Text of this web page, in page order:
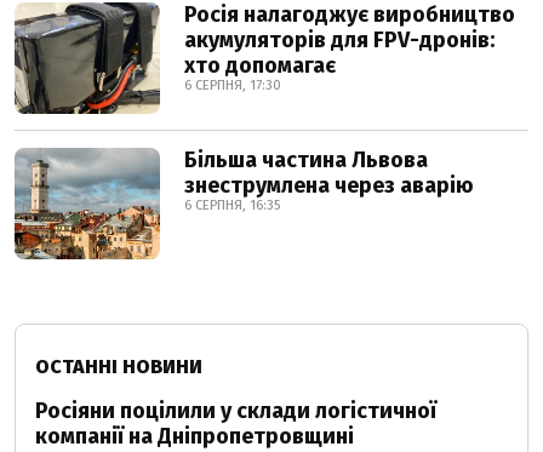
Росія налагоджує виробництво
акумуляторів для FPV-дронів:
хто допомагає
6 СЕРПНЯ, 17:30
Більша частина Львова
знеструмлена через аварію
6 СЕРПНЯ, 16:35
ОСТАННІ НОВИНИ
Росіяни поцілили у склади логістичної
компанії на Дніпропетровщині